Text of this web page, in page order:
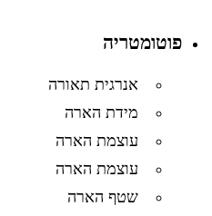
פוטומטריה
אנרגית תאורה
מידת הארה
עוצמת הארה
עוצמת הארה
שטף הארה